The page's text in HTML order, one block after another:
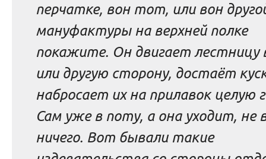
перчатке, вон тот, или вон
мануфактуры на верхней полке
покажите. Он двигает лестницу
или другую сторону, достаёт
набросает их на прилавок целую
Сам уже в поту, а она уходит, не
ничего. Вот бывали такие